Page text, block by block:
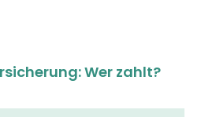
Wer zahlt?